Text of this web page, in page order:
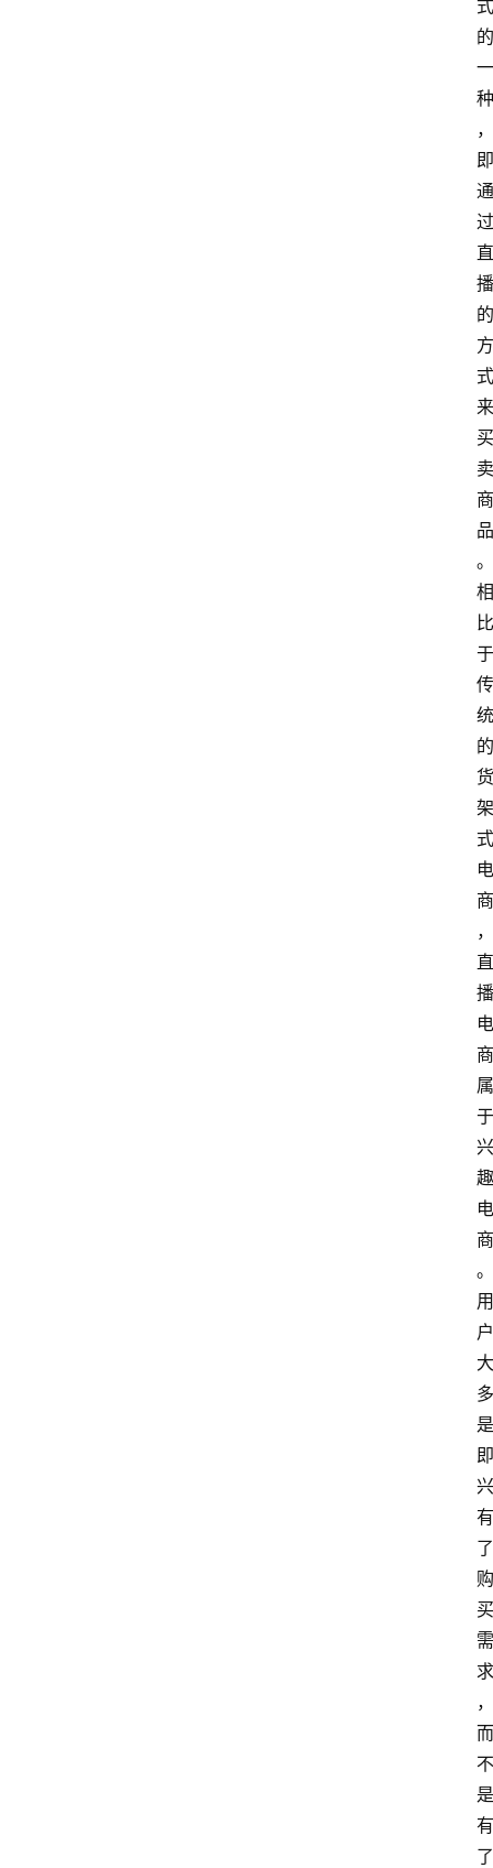
式
的
一
种
，
即
通
过
直
播
的
方
式
来
买
卖
商
品
。
相
比
于
传
统
的
货
架
式
电
商
，
直
播
电
商
属
于
兴
趣
电
商
。
用
户
大
多
是
即
兴
有
了
购
买
需
求
，
而
不
是
有
了